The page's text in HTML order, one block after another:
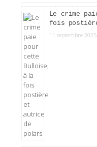
Le crime
fois
11 septembre 2025